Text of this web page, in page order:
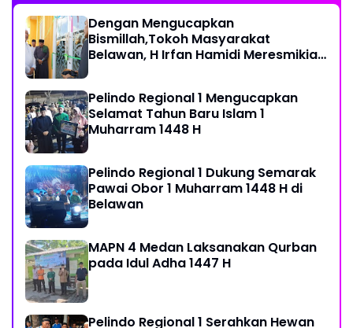
Dengan Mengucapkan
Bismillah,Tokoh Masyarakat
Belawan, H Irfan Hamidi Meresmikian
Pelindo Regional 1 Mengucapkan
Selamat Tahun Baru Islam 1
Muharram 1448 H
Pelindo Regional 1 Dukung Semarak
Pawai Obor 1 Muharram 1448 H di
Belawan
MAPN 4 Medan Laksanakan Qurban
pada Idul Adha 1447 H
Pelindo Regional 1 Serahkan Hewan